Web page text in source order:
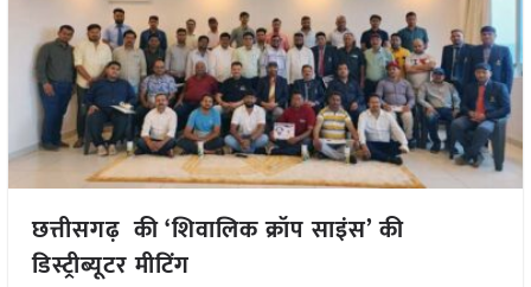
छत्तीसगढ़ की ‘शिवालिक क्रॉप साइंस’ की
डिस्ट्रीब्यूटर मीटिंग